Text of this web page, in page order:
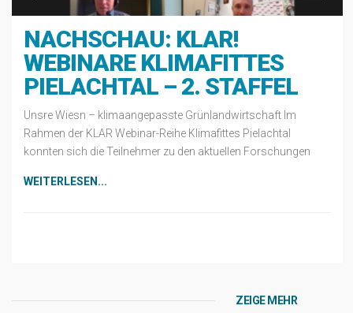
NACHSCHAU: KLAR!
WEBINARE KLIMAFITTES
PIELACHTAL – 2. STAFFEL
Unsre Wiesn – klimaangepasste Grünlandwirtschaft Im
Rahmen der KLAR Webinar-Reihe Klimafittes Pielachtal
konnten sich die Teilnehmer zu den aktuellen Forschungen
WEITERLESEN...
ZEIGE MEHR